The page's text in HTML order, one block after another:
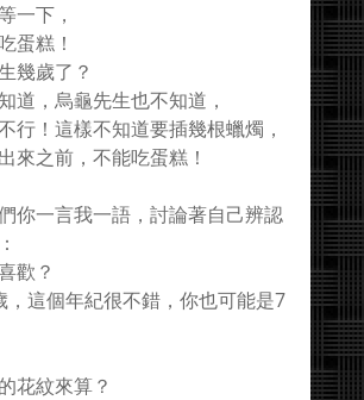
下，
糕！
歲了？
，烏龜先生也不知道，
！這樣不知道要插幾根蠟燭，
之前，不能吃蛋糕！
一言我一語，討論著自己辨認
？
這個年紀很不錯，你也可能是7
紋來算？